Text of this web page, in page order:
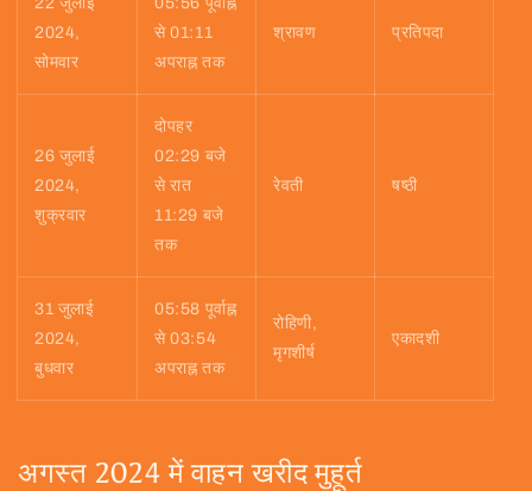
2024,
सोमवार
से 01:11
अपराह्न तक
श्रावण प्रतिपदा
26 जुलाई
2024,
शुक्रवार
दोपहर
02:29 बजे
से रात
11:29 बजे
तक
रेवती षष्ठी
31 जुलाई
2024,
बुधवार
05:58 पूर्वाह्न
से 03:54
अपराह्न तक
रोहिणी,
मृगशीर्ष
एकादशी
अगस्त 2024 में वाहन खरीद मुहूर्त